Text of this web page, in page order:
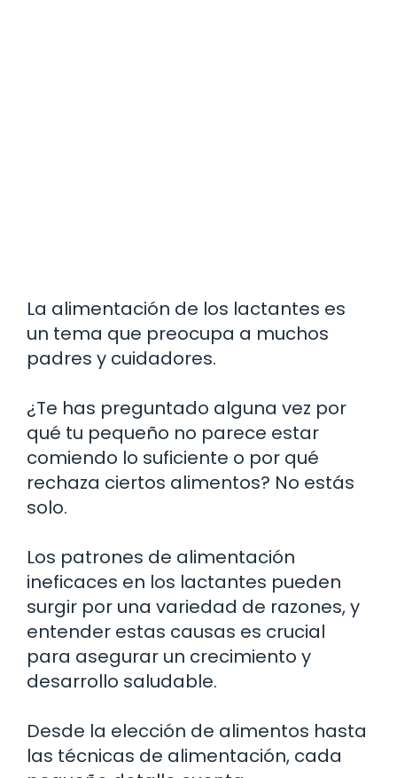
La alimentación de los lactantes es
un tema que preocupa a muchos
padres y cuidadores.
¿Te has preguntado alguna vez por
qué tu pequeño no parece estar
comiendo lo suficiente o por qué
rechaza ciertos alimentos? No estás
solo.
Los patrones de alimentación
ineficaces en los lactantes pueden
surgir por una variedad de razones, y
entender estas causas es crucial
para asegurar un crecimiento y
desarrollo saludable.
Desde la elección de alimentos hasta
las técnicas de alimentación, cada